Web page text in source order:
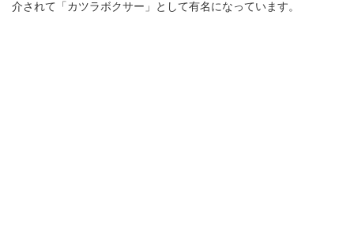
介されて「カツラボクサー」として有名になっています。